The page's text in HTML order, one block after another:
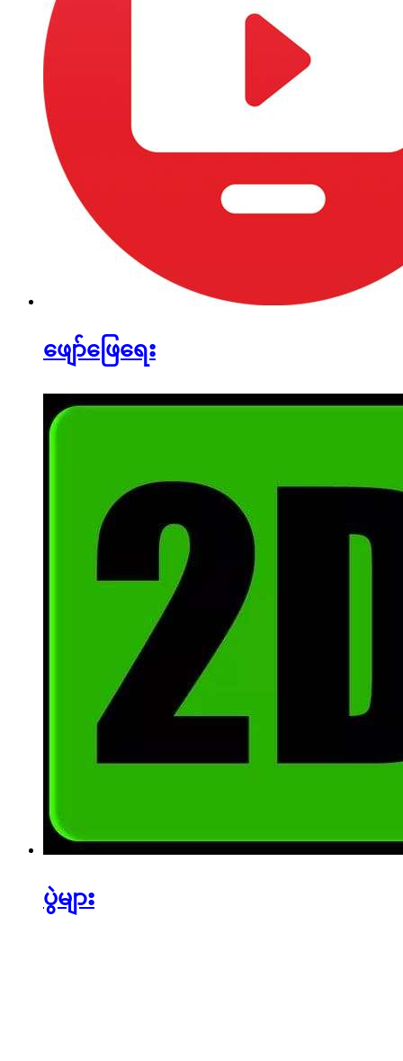
ဖျော်ဖြေရေး
ပွဲများ